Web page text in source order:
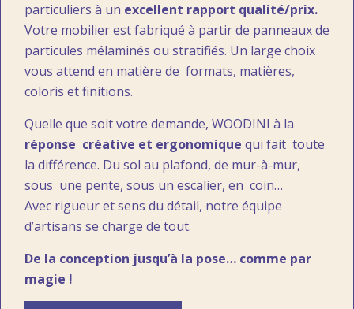
particuliers à un excellent rapport qualité/prix.
Votre mobilier est fabriqué à partir de panneaux de
particules mélaminés ou stratifiés. Un large choix
vous attend en matière de formats, matières,
coloris et finitions.
Quelle que soit votre demande, WOODINI à la
réponse créative et ergonomique qui fait toute
la différence. Du sol au plafond, de mur-à-mur,
sous une pente, sous un escalier, en coin…
Avec rigueur et sens du détail, notre équipe
d’artisans se charge de tout.
De la conception jusqu’à la pose… comme par
magie !